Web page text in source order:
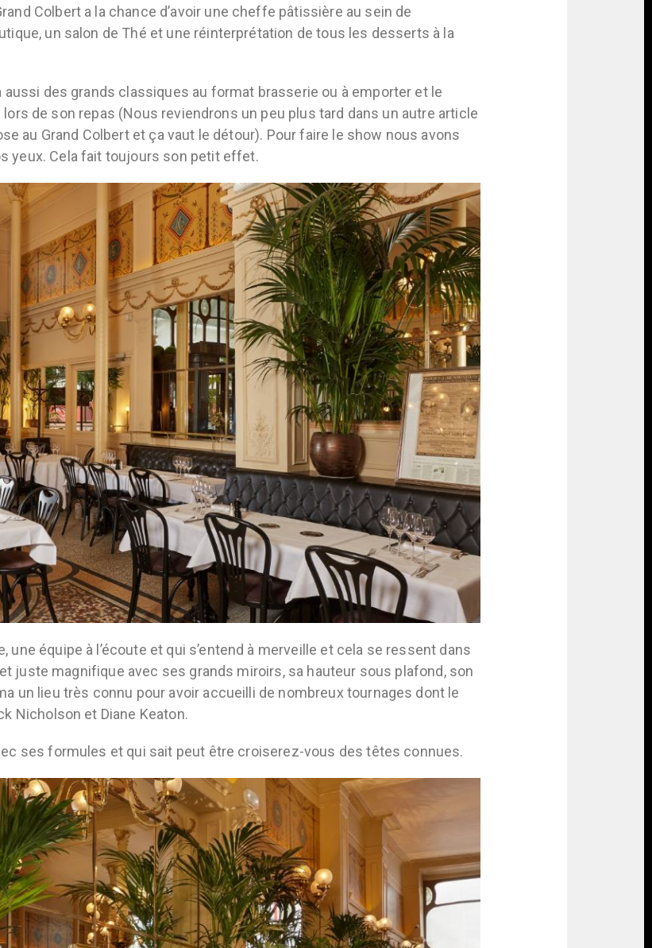
Colbert a la chance d’avoir une cheffe pâtissière au sein de
un salon de Thé et une réinterprétation de tous les desserts à la
des grands classiques au format brasserie ou à emporter et le
lors de son repas (Nous reviendrons un peu plus tard dans un autre article
au Grand Colbert et ça vaut le détour). Pour faire le show nous avons
yeux. Cela fait toujours son petit effet.
équipe à l’écoute et qui s’entend à merveille et cela se ressent dans
juste magnifique avec ses grands miroirs, sa hauteur sous plafond, son
un lieu très connu pour avoir accueilli de nombreux tournages dont le
Nicholson et Diane Keaton.
ses formules et qui sait peut être croiserez-vous des têtes connues.